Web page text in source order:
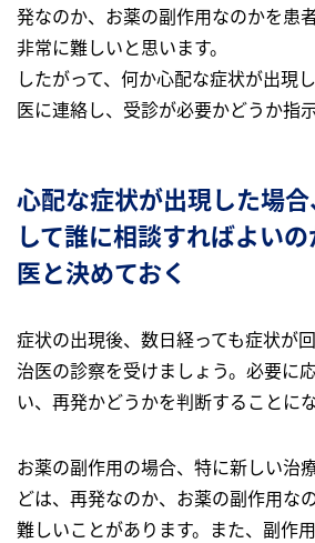
発なのか、お薬の副作用なのかを患
非常に難しいと思います。
したがって、何か心配な症状が出現
医に連絡し、受診が必要かどうか指
心配な症状が出現した場
して誰に相談すればよい
医と決めておく
症状の出現後、数日経っても症状が
治医の診察を受けましょう。必要に
い、再発かどうかを判断することにな
お薬の副作用の場合、特に新しい治
どは、再発なのか、お薬の副作用な
難しいことがあります。また、副作